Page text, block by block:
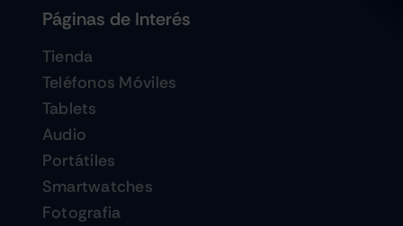
Páginas de Interés
Tienda
Teléfonos Móviles
Tablets
Audio
Portátiles
Smartwatches
Fotografia